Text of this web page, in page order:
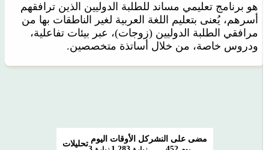
هو برنامج تعليمي مساند للطلبة الدوليين الذين ترافقهم
أسرهم، يُعنى بتعليم اللغة العربية لغير الناطقات بها من
مرافقي الطلبة الدوليين (زوجات)، عبر بيئات تفاعلية،
ودروس خاصة، من خلال أساتذة متخصصين.
تحليلات
اليوم كل الأوقاتمضى على النشر